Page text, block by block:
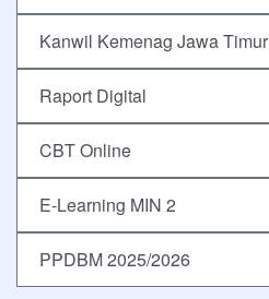
Kanwil Kemenag Jawa Timur
Raport Digital
CBT Online
E-Learning MIN 2
PPDBM 2025/2026